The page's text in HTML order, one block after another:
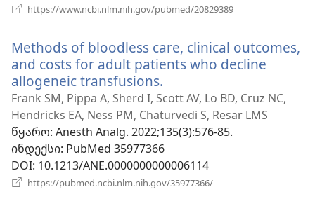
https://www.ncbi.nlm.nih.gov/pubmed/20829389
Methods of bloodless care, clinical outcomes,
and costs for adult patients who decline
allogeneic transfusions.
ახალი
ფანჯარა)
Frank SM, Pippa A, Sherd I, Scott AV, Lo BD, Cruz NC,
Hendricks EA, Ness PM, Chaturvedi S, Resar LMS
წყარო‎: Anesth Analg. 2022;135(3):576-85.
ინდექსი‎: PubMed 35977366
DOI‎: 10.1213/ANE.0000000000006114
https://pubmed.ncbi.nlm.nih.gov/35977366/